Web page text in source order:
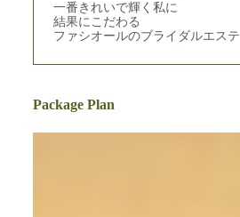
一番きれいで輝く私に
結果にこだわる
ファシオールのブライダルエステ
Package Plan